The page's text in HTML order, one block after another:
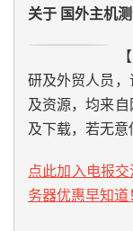
关于 国外主机
研及外贸人员
及资源，均来
及下载，若无意
点此加入电报
务器优惠早知道！